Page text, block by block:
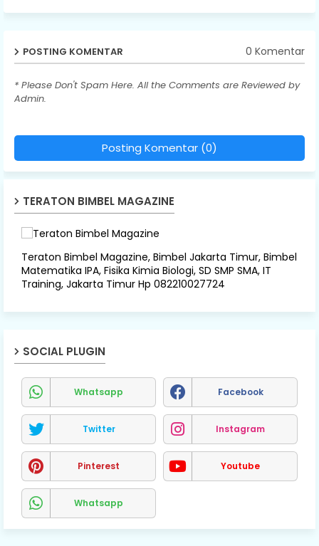
POSTING KOMENTAR 0 Komentar
* Please Don't Spam Here. All the Comments are Reviewed by
Admin.
Posting Komentar (0)
TERATON BIMBEL MAGAZINE
Teraton Bimbel Magazine, Bimbel Jakarta Timur, Bimbel
Matematika IPA, Fisika Kimia Biologi, SD SMP SMA, IT
Training, Jakarta Timur Hp 082210027724
SOCIAL PLUGIN
Whatsapp Facebook
Twitter Instagram
Pinterest Youtube
Whatsapp